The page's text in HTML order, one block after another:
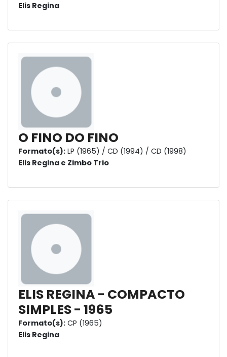
Elis Regina
O FINO DO FINO
Formato(s): LP (1965) / CD (1994) / CD (1998)
Elis Regina e Zimbo Trio
ELIS REGINA - COMPACTO
SIMPLES - 1965
Formato(s): CP (1965)
Elis Regina